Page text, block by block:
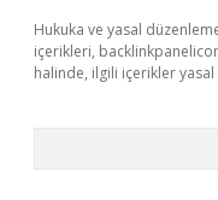
Hukuka ve yasal
içerikleri,
halinde, ilgili içerikler yasal